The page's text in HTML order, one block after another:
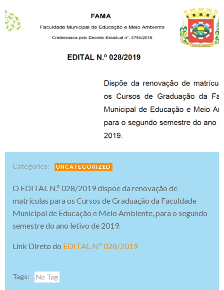
Categories: UNCATEGORIZED
O EDITAL N.º 028/2019 dispõe da renovação de
matrículas para os Cursos de Graduação da Faculdade
Municipal de Educação e Meio Ambiente, para o segundo
semestre do ano letivo de 2019.
Link Direto do EDITAL Nº 028/2019
Tags: No Tag